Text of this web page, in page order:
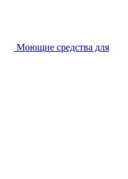
Моющие средства для